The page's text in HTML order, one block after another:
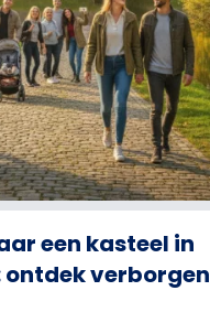
een kasteel in
ontdek verborgen